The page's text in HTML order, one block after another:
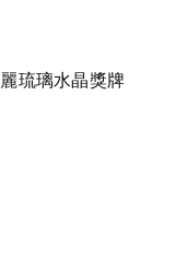
琉璃水晶獎牌